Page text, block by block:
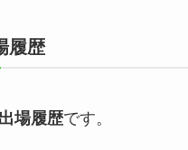
履歴
場履歴です。